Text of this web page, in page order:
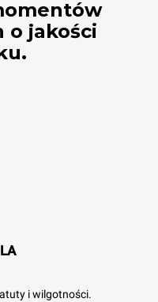
o jakości
i wilgotności.